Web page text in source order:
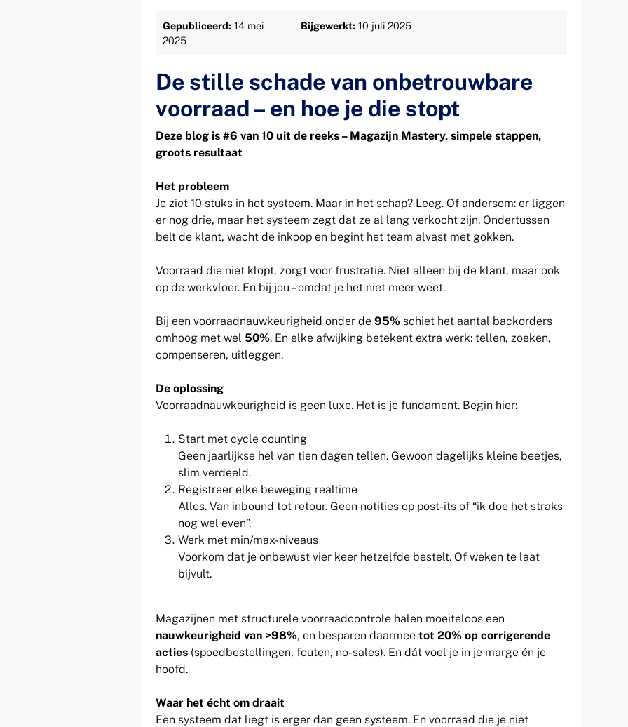
Gepubliceerd: 14 mei
2025
Bijgewerkt: 10 juli 2025
De stille schade van onbetrouwbare
voorraad – en hoe je die stopt
Deze blog is #6 van 10 uit de reeks – Magazijn Mastery, simpele stappen,
groots resultaat
Het probleem
Je ziet 10 stuks in het systeem. Maar in het schap? Leeg. Of andersom: er liggen
er nog drie, maar het systeem zegt dat ze al lang verkocht zijn. Ondertussen
belt de klant, wacht de inkoop en begint het team alvast met gokken.
Voorraad die niet klopt, zorgt voor frustratie. Niet alleen bij de klant, maar ook
op de werkvloer. En bij jou – omdat je het niet meer weet.
Bij een voorraadnauwkeurigheid onder de 95%schiet het aantal backorders
omhoog met wel 50%. En elke afwijking betekent extra werk: tellen, zoeken,
compenseren, uitleggen.
De oplossing
Voorraadnauwkeurigheid is geen luxe. Het is je fundament. Begin hier:
Start met cycle counting
Geen jaarlijkse hel van tien dagen tellen. Gewoon dagelijks kleine beetjes,
slim verdeeld.
Registreer elke beweging realtime
Alles. Van inbound tot retour. Geen notities op post-its of “ik doe het straks
nog wel even”.
Werk met min/max-niveaus
Voorkom dat je onbewust vier keer hetzelfde bestelt. Of weken te laat
bijvult.
Magazijnen met structurele voorraadcontrole halen moeiteloos een
nauwkeurigheid van >98%, en besparen daarmee tot 20% op corrigerende
acties(spoedbestellingen, fouten, no-sales). En dát voel je in je marge én je
hoofd.
Waar het écht om draait
Een systeem dat liegt is erger dan geen systeem. En voorraad die je niet